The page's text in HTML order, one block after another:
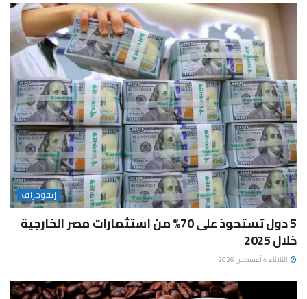
إنفوجراف
5 دول تستحوذ على 70% من استثمارات مصر الخارجية
خلال 2025
الثلاثاء 4 أغسطس 2026